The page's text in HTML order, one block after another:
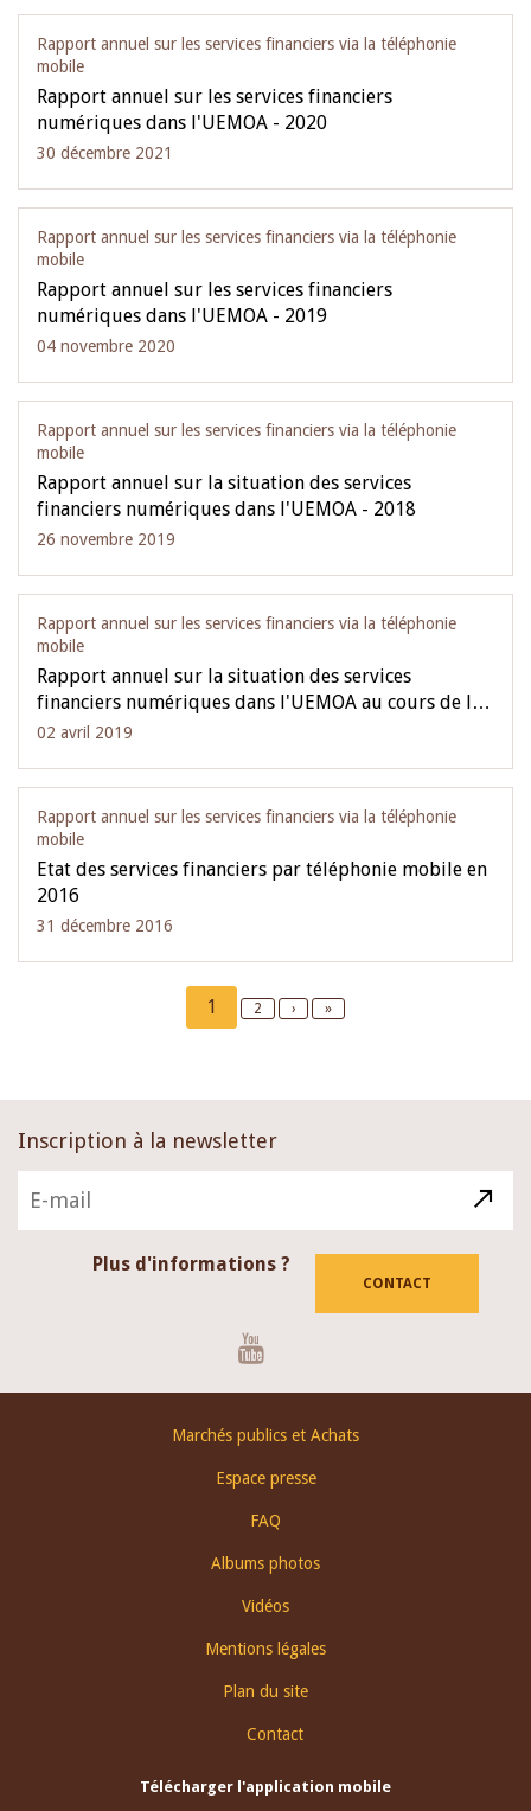
Rapport annuel sur les services financiers via la téléphonie
mobile
Rapport annuel sur les services financiers
numériques dans l'UEMOA - 2020
30 décembre 2021
Rapport annuel sur les services financiers via la téléphonie
mobile
Rapport annuel sur les services financiers
numériques dans l'UEMOA - 2019
04 novembre 2020
Rapport annuel sur les services financiers via la téléphonie
mobile
Rapport annuel sur la situation des services
financiers numériques dans l'UEMOA - 2018
26 novembre 2019
Rapport annuel sur les services financiers via la téléphonie
mobile
Rapport annuel sur la situation des services
financiers numériques dans l'UEMOA au cours de l…
02 avril 2019
Rapport annuel sur les services financiers via la téléphonie
mobile
Etat des services financiers par téléphonie mobile en
2016
31 décembre 2016
Current
page
1 Page
2
Next
›
Last
»
Inscription à la newsletter
Plus d'informations ?
CONTACT
Marchés publics et Achats
Espace presse
FAQ
Albums photos
Vidéos
Mentions légales
Plan du site
Contact
Télécharger l'application mobile